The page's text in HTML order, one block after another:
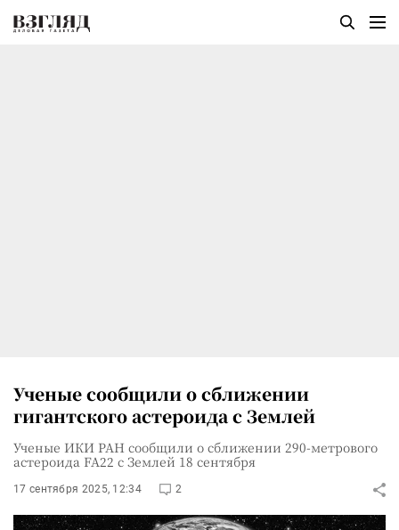
Ученые сообщили о сближении
гигантского астероида с Землей
Ученые ИКИ РАН сообщили о сближении 290-метрового
астероида FA22 с Землей 18 сентября
17 сентября 2025, 12:34 2